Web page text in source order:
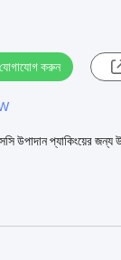
যোগাযোগ করুন
উপাদান প্যাকিংয়ের